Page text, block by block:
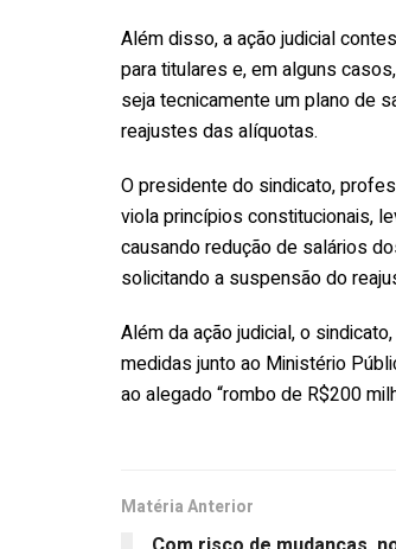
Além disso, a ação judicial
para titulares e, em alguns
seja tecnicamente um plano de
reajustes das alíquotas.
O presidente do sindicato,
viola princípios constitucionais,
causando redução de salários
solicitando a suspensão do
Além da ação judicial, o
medidas junto ao Ministério
ao alegado “rombo de R$200
Matéria Anterior